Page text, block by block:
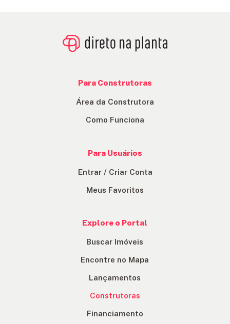
Explore o Portal
Buscar Imóveis
Encontre no Mapa
Lançamentos
Construtoras
Financiamento
Para Construtoras
Área da Construtora
Como Funciona
Para Usuários
Entrar / Criar Conta
Meus Favoritos